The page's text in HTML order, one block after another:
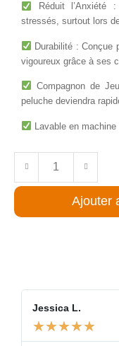
Réduit l’Anxiété
stressés, surtout lors
Durabilité : Conçue
vigoureux grâce à ses
Compagnon de
peluche deviendra
Lavable en
Ajouter
Jessica L.
★★★★★